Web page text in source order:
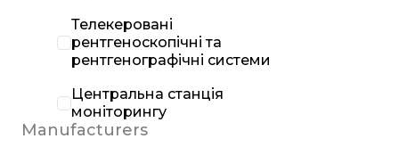
Телекеровані
рентгеноскопічні та
рентгенографічні системи
Центральна станція
моніторингу
Manufacturers